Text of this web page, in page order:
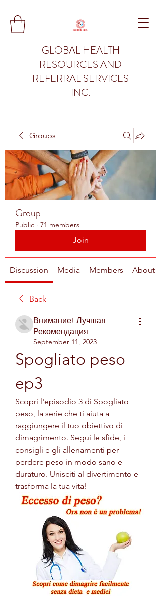
GLOBAL HEALTH
RESOURCES AND
REFERRAL SERVICES
INC.
Groups
Group
Public · 71 members
Join
Discussion Media Members About
Back
Внимание! Лучшая
Рекомендация
September 11, 2023
Spogliato peso
ep3
Scopri l'episodio 3 di Spogliato
peso, la serie che ti aiuta a
raggiungere il tuo obiettivo di
dimagrimento. Segui le sfide, i
consigli e gli allenamenti per
perdere peso in modo sano e
duraturo. Unisciti al divertimento e
trasforma la tua vita!